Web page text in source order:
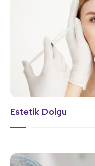
Estetik Dolgu